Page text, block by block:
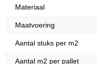
Materiaal
Maatvoering
Aantal stuks per m2
Aantal m2 per pallet